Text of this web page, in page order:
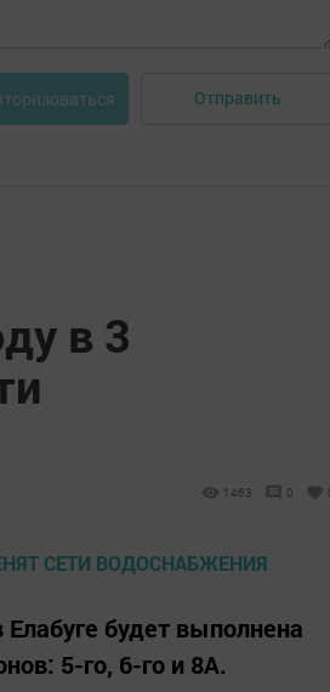
Отправить
в 3
1463 0
будет выполнена
5-го, 6-го и 8А.